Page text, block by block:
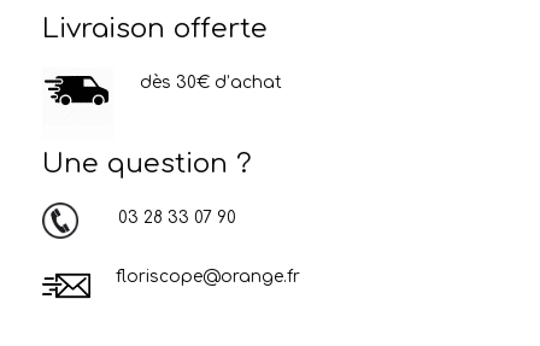
Livraison offerte
dès 30€ d’achat
Une question ?
03 28 33 07 90
floriscope@orange.fr